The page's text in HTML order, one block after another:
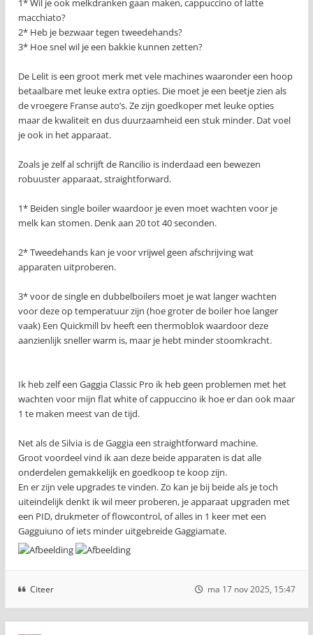
1* Wil je ook melkdranken gaan maken, cappuccino of latte
macchiato?
2* Heb je bezwaar tegen tweedehands?
3* Hoe snel wil je een bakkie kunnen zetten?
De Lelit is een groot merk met vele machines waaronder een hoop
betaalbare met leuke extra opties. Die moet je een beetje zien als
de vroegere Franse auto’s. Ze zijn goedkoper met leuke opties
maar de kwaliteit en dus duurzaamheid een stuk minder. Dat voel
je ook in het apparaat.
Zoals je zelf al schrijft de Rancilio is inderdaad een bewezen
robuuster apparaat, straightforward.
1* Beiden single boiler waardoor je even moet wachten voor je
melk kan stomen. Denk aan 20 tot 40 seconden.
2* Tweedehands kan je voor vrijwel geen afschrijving wat
apparaten uitproberen.
3* voor de single en dubbelboilers moet je wat langer wachten
voor deze op temperatuur zijn (hoe groter de boiler hoe langer
vaak) Een Quickmill bv heeft een thermoblok waardoor deze
aanzienlijk sneller warm is, maar je hebt minder stoomkracht.
Ik heb zelf een Gaggia Classic Pro ik heb geen problemen met het
wachten voor mijn flat white of cappuccino ik hoe er dan ook maar
1 te maken meest van de tijd.
Net als de Silvia is de Gaggia een straightforward machine.
Groot voordeel vind ik aan deze beide apparaten is dat alle
onderdelen gemakkelijk en goedkoop te koop zijn.
En er zijn vele upgrades te vinden. Zo kan je bij beide als je toch
uiteindelijk denkt ik wil meer proberen, je apparaat upgraden met
een PID, drukmeter of flowcontrol, of alles in 1 keer met een
Gagguiuno of iets minder uitgebreide Gaggiamate.
Citeer ma 17 nov 2025, 15:47